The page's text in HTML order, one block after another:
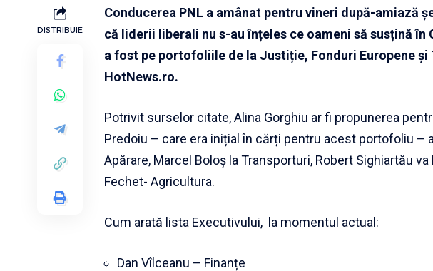
DISTRIBUIE
Conducerea PNL a amânat pentru vineri după-amiază
că liderii liberali nu s-au înțeles ce oameni să susțină în
a fost pe portofoliile de la Justiție, Fonduri Europene
HotNews.ro.
Potrivit surselor citate, Alina Gorghiu ar fi propunerea
Predoiu – care era inițial în cărți pentru acest portofoliu –
Apărare, Marcel Boloș la Transporturi, Robert Sighiartău
Fechet- Agricultura.
Cum arată lista Executivului, la momentul actual:
Dan Vîlceanu – Finanțe